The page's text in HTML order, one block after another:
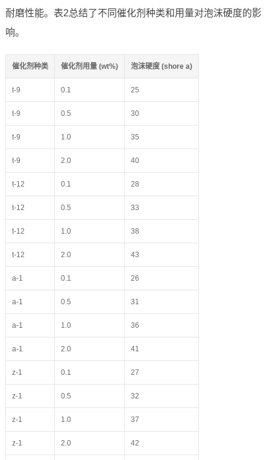
耐磨性能。表2总结了不同催化剂种类和用量对泡沫硬度的影
响。
催化剂种类 催化剂用量 (wt%) 泡沫硬度 (shore a)
t-9 0.1 25
t-9 0.5 30
t-9 1.0 35
t-9 2.0 40
t-12 0.1 28
t-12 0.5 33
t-12 1.0 38
t-12 2.0 43
a-1 0.1 26
a-1 0.5 31
a-1 1.0 36
a-1 2.0 41
z-1 0.1 27
z-1 0.5 32
z-1 1.0 37
z-1 2.0 42